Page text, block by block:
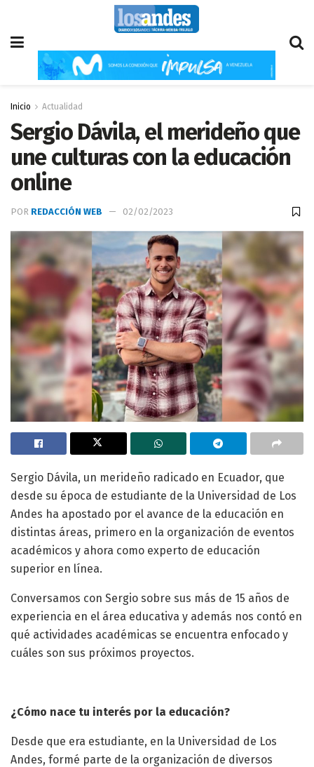
Inicio Actualidad
Sergio Dávila, el merideño que
une culturas con la educación
online
POR REDACCIÓN WEB 02/02/2023
Sergio Dávila, un merideño radicado en Ecuador, que
desde su época de estudiante de la Universidad de Los
Andes ha apostado por el avance de la educación en
distintas áreas, primero en la organización de eventos
académicos y ahora como experto de educación
superior en línea.
Conversamos con Sergio sobre sus más de 15 años de
experiencia en el área educativa y además nos contó en
qué actividades académicas se encuentra enfocado y
cuáles son sus próximos proyectos.
¿Cómo nace tu interés por la educación?
Desde que era estudiante, en la Universidad de Los
Andes, formé parte de la organización de diversos